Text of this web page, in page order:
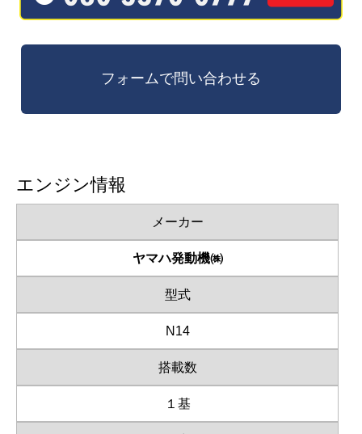
エンジン情報
メーカー
ヤマハ発動機㈱
型式
N14
搭載数
１基